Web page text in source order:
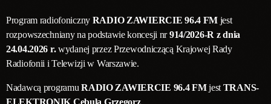
Program radiofoniczny RADIO ZAWIERCIE 96.4 FM jest
rozpowszechniany na podstawie koncesji nr914/2026-R z dnia
24.04.2026 r.wydanej przez Przewodniczącą Krajowej Rady
Radiofonii i Telewizji w Warszawie.
Nadawcą programuRADIO ZAWIERCIE 96.4 FMjest TRANS-
ELEKTRONIK Cebula Grzegorz